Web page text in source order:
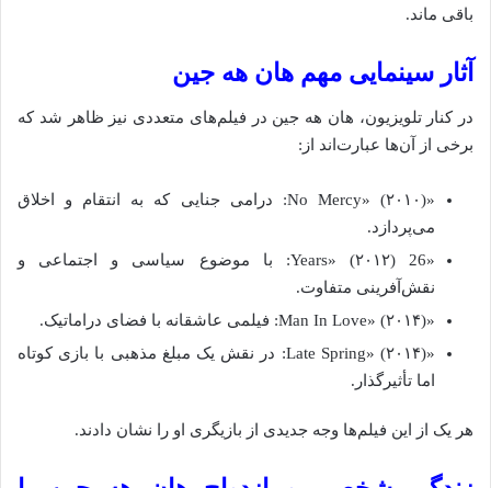
باقی ماند.
آثار سینمایی مهم هان هه جین
در کنار تلویزیون، هان هه جین در فیلم‌های متعددی نیز ظاهر شد که
برخی از آن‌ها عبارت‌اند از:
«No Mercy» (۲۰۱۰): درامی جنایی که به انتقام و اخلاق
می‌پردازد.
«26 Years» (۲۰۱۲): با موضوع سیاسی و اجتماعی و
نقش‌آفرینی متفاوت.
«Man In Love» (۲۰۱۴): فیلمی عاشقانه با فضای دراماتیک.
«Late Spring» (۲۰۱۴): در نقش یک مبلغ مذهبی با بازی کوتاه
اما تأثیرگذار.
هر یک از این فیلم‌ها وجه جدیدی از بازیگری او را نشان دادند.